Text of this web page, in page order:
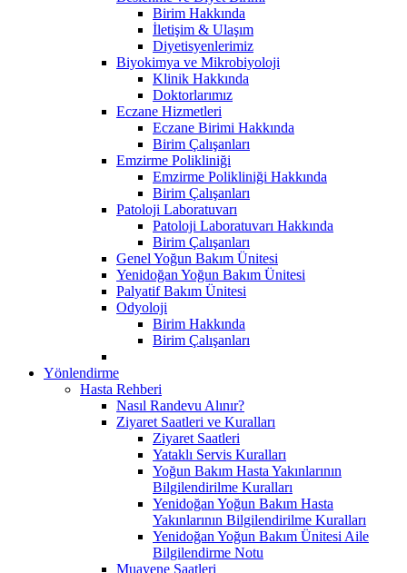
Birim Hakkında
İletişim & Ulaşım
Diyetisyenlerimiz
Biyokimya ve Mikrobiyoloji
Klinik Hakkında
Doktorlarımız
Eczane Hizmetleri
Eczane Birimi Hakkında
Birim Çalışanları
Emzirme Polikliniği
Emzirme Polikliniği Hakkında
Birim Çalışanları
Patoloji Laboratuvarı
Patoloji Laboratuvarı Hakkında
Birim Çalışanları
Genel Yoğun Bakım Ünitesi
Yenidoğan Yoğun Bakım Ünitesi
Palyatif Bakım Ünitesi
Odyoloji
Birim Hakkında
Birim Çalışanları
Yönlendirme
Hasta Rehberi
Nasıl Randevu Alınır?
Ziyaret Saatleri ve Kuralları
Ziyaret Saatleri
Yataklı Servis Kuralları
Yoğun Bakım Hasta Yakınlarının
Bilgilendirilme Kuralları
Yenidoğan Yoğun Bakım Hasta
Yakınlarının Bilgilendirilme Kuralları
Yenidoğan Yoğun Bakım Ünitesi Aile
Bilgilendirme Notu
Muayene Saatleri